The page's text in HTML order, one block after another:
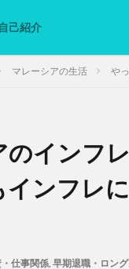
自己紹介
マレーシアの生活 や
インフ
インフレ
仕事関係, 早期退職・ロン
ー
PC グリグ
質ダイエット
備忘録